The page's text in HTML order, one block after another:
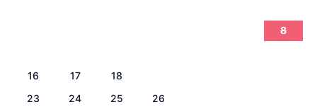
8
16
17 18
23
24 25 26